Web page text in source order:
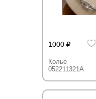
1000
Колье
052211321A